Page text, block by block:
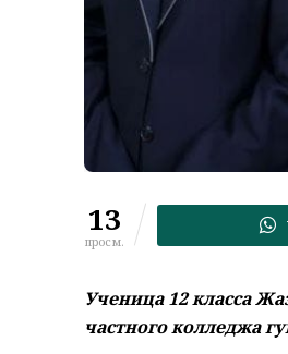
13
просм.
Ученица 12 класса
частного колледжа